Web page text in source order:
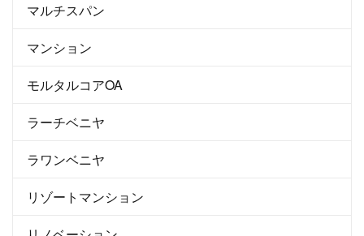
マルチスパン
マンション
モルタルコアOA
ラーチベニヤ
ラワンベニヤ
リゾートマンション